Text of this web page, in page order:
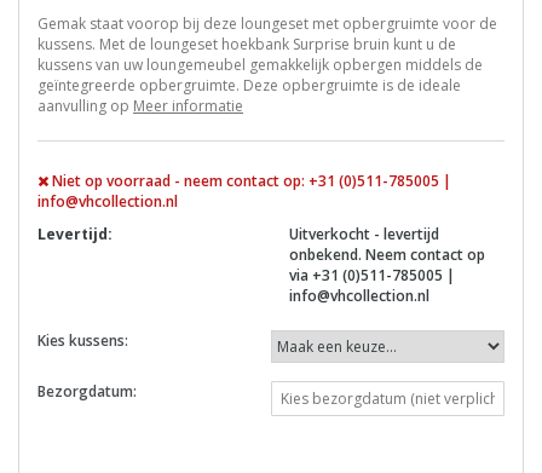
Gemak staat voorop bij deze loungeset met opbergruimte voor de
kussens. Met de loungeset hoekbank Surprise bruin kunt u de
kussens van uw loungemeubel gemakkelijk opbergen middels de
geïntegreerde opbergruimte. Deze opbergruimte is de ideale
aanvulling op Meer informatie
Niet op voorraad - neem contact op: +31 (0)511-785005 |
info@vhcollection.nl
Levertijd:
Uitverkocht - levertijd
onbekend. Neem contact op
via +31 (0)511-785005 |
info@vhcollection.nl
Kies kussens:
Bezorgdatum: